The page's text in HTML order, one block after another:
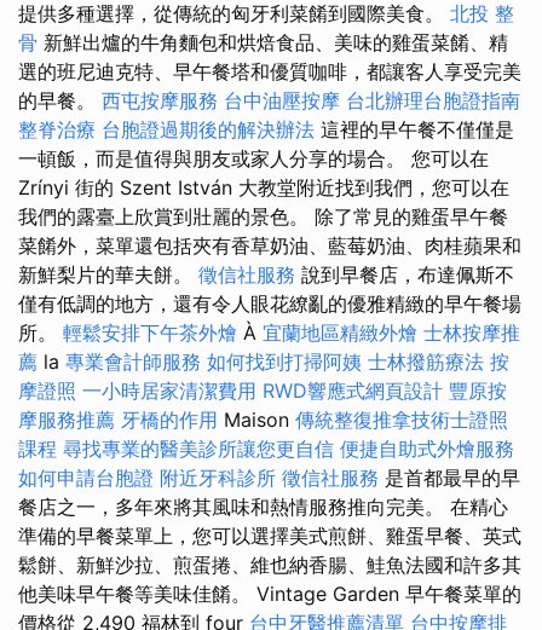
提供多種選擇，從傳統的匈牙利菜餚到國際美食。 北投 整
骨 新鮮出爐的牛角麵包和烘焙食品、美味的雞蛋菜餚、精
選的班尼迪克特、早午餐塔和優質咖啡，都讓客人享受完美
的早餐。 西屯按摩服務 台中油壓按摩 台北辦理台胞證指南
整脊治療 台胞證過期後的解決辦法 這裡的早午餐不僅僅是
一頓飯，而是值得與朋友或家人分享的場合。 您可以在
Zrínyi 街的 Szent István 大教堂附近找到我們，您可以在
我們的露臺上欣賞到壯麗的景色。 除了常見的雞蛋早午餐
菜餚外，菜單還包括夾有香草奶油、藍莓奶油、肉桂蘋果和
新鮮梨片的華夫餅。 徵信社服務 說到早餐店，布達佩斯不
僅有低調的地方，還有令人眼花繚亂的優雅精緻的早午餐場
所。 輕鬆安排下午茶外燴 À 宜蘭地區精緻外燴 士林按摩推
薦 la 專業會計師服務 如何找到打掃阿姨 士林撥筋療法 按
摩證照 一小時居家清潔費用 RWD響應式網頁設計 豐原按
摩服務推薦 牙橋的作用 Maison 傳統整復推拿技術士證照
課程 尋找專業的醫美診所讓您更自信 便捷自助式外燴服務
如何申請台胞證 附近牙科診所 徵信社服務 是首都最早的早
餐店之一，多年來將其風味和熱情服務推向完美。 在精心
準備的早餐菜單上，您可以選擇美式煎餅、雞蛋早餐、英式
鬆餅、新鮮沙拉、煎蛋捲、維也納香腸、鮭魚法國和許多其
他美味早午餐等美味佳餚。 Vintage Garden 早午餐菜單的
價格從 2,490 福林到 four 台中牙醫推薦清單 台中按摩排